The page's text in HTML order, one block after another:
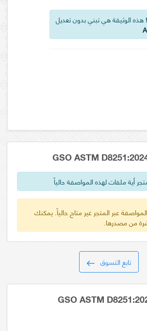
هذه الوثيقة هي تبني بدون تعديل
أية ملفات لهذه المواصفة حالياً
عبر المتجر غير متاح حالياً. يمكنك
من مصدرها.
تابع التسوق